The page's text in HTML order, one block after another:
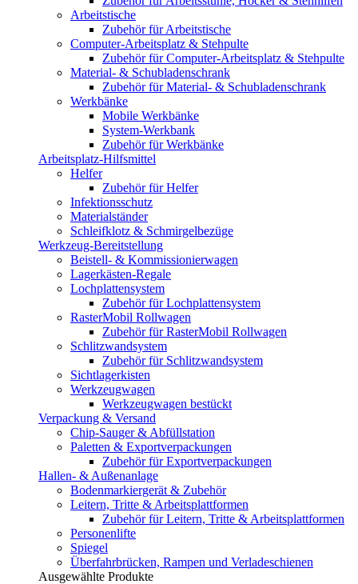
Arbeitstische
Zubehör für Arbeitstische
Computer-Arbeitsplatz & Stehpulte
Zubehör für Computer-Arbeitsplatz & Stehpulte
Material- & Schubladenschrank
Zubehör für Material- & Schubladenschrank
Werkbänke
Mobile Werkbänke
System-Werkbank
Zubehör für Werkbänke
Arbeitsplatz-Hilfsmittel
Helfer
Zubehör für Helfer
Infektionsschutz
Materialständer
Schleifklotz & Schmirgelbezüge
Werkzeug-Bereitstellung
Beistell- & Kommissionierwagen
Lagerkästen-Regale
Lochplattensystem
Zubehör für Lochplattensystem
RasterMobil Rollwagen
Zubehör für RasterMobil Rollwagen
Schlitzwandsystem
Zubehör für Schlitzwandsystem
Sichtlagerkisten
Werkzeugwagen
Werkzeugwagen bestückt
Verpackung & Versand
Chip-Sauger & Abfüllstation
Paletten & Exportverpackungen
Zubehör für Exportverpackungen
Hallen- & Außenanlage
Bodenmarkiergerät & Zubehör
Leitern, Tritte & Arbeitsplattformen
Zubehör für Leitern, Tritte & Arbeitsplattformen
Personenlifte
Spiegel
Überfahrbrücken, Rampen und Verladeschienen
Ausgewählte Produkte